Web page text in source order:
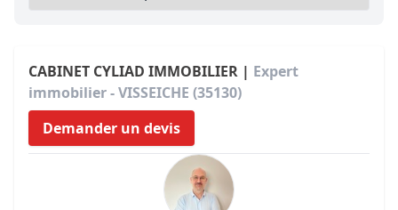
CABINET CYLIAD IMMOBILIER | Expert
immobilier - VISSEICHE (35130)
Demander un devis